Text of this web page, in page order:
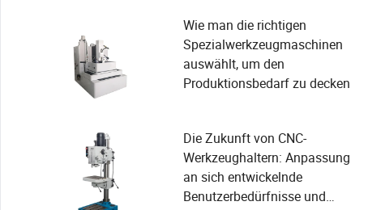
Wie man die richtigen
Spezialwerkzeugmaschinen
auswählt, um den
Produktionsbedarf zu decken
Die Zukunft von CNC-
Werkzeughaltern: Anpassung
an sich entwickelnde
Benutzerbedürfnisse und